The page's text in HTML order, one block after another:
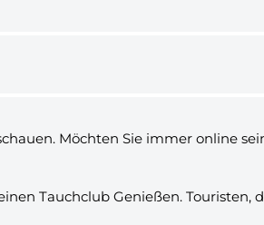
Möchten Sie immer online
Tauchclub Genießen. Touristen,